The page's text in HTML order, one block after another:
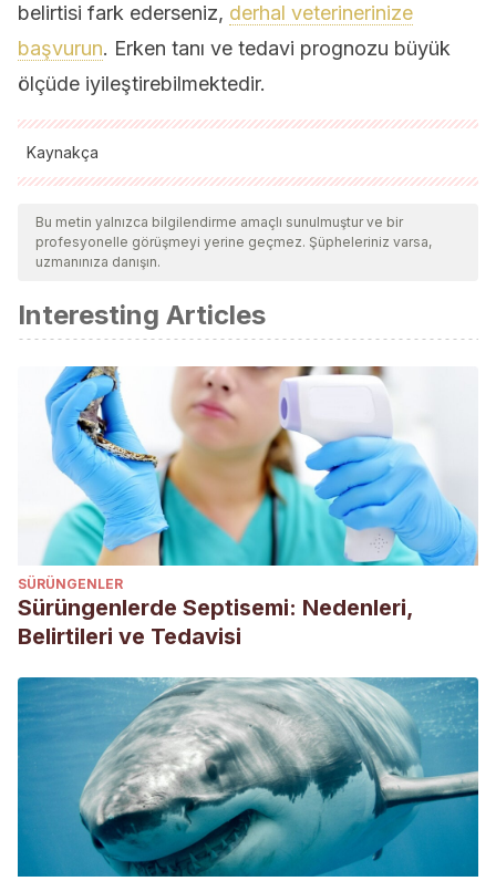
belirtisi fark ederseniz, derhal veterinerinize
başvurun. Erken tanı ve tedavi prognozu büyük
ölçüde iyileştirebilmektedir.
Kaynakça
Tüm alıntı yapılan kaynaklar, kalitelerini, güvenilirliklerini,
güncelliklerini ve geçerliliklerini sağlamak için ekibimiz
tarafından derinlemesine incelendi. Bu makalenin bibliyografisi
kabul edildi.
Liu-Wu, Y. C., & Orozco-Cárdenas, A. (2014).
Tratamiento de las mordeduras de perro.Revista medica
de costa rica y Centroamérica
71(610), 289-292.
Hernández, C. M. (2009).
Tétanos en un perro: caso
clínico.REDVET. Revista Electrónica de Veterinaria,10
Font i Pla, X. (1992).
Tétanos en el perro.Clínica
veterinaria de pequeños animales,12(3), 0181-190.
Sánchez, M. (2018).
en un canino. (Tesis de especialidad, Universidad Católica
Bu metin yalnızca bilgilendirme amaçlı sunulmuştur ve bir
profesyonelle görüşmeyi yerine geçmez. Şüpheleriniz varsa,
uzmanınıza danışın.
Interesting Articles
SÜRÜNGENLER
Sürüngenlerde Septisemi: Nedenleri,
Belirtileri ve Tedavisi